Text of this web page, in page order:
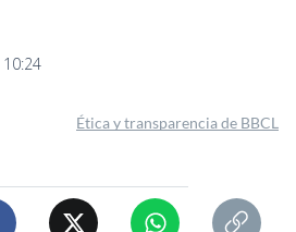
Ética y transparencia de BBCL